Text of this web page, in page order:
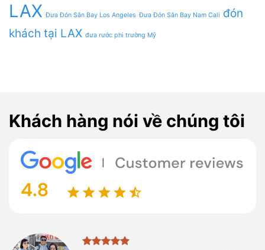
LAX Đưa Đón Sân Bay Los Angeles Đưa Đón Sân Bay Nam Cali đón
khách tại LAX đưa rước phi trường Mỹ
Khách hàng nói về chúng tôi